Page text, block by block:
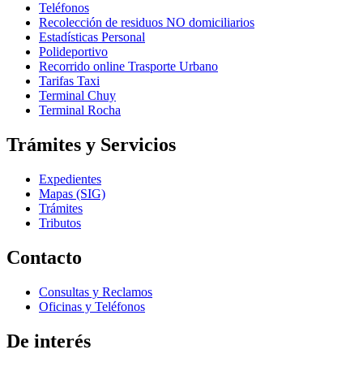
Teléfonos
Recolección de residuos NO domiciliarios
Estadísticas Personal
Polideportivo
Recorrido online Trasporte Urbano
Tarifas Taxi
Terminal Chuy
Terminal Rocha
Trámites y Servicios
Expedientes
Mapas (SIG)
Trámites
Tributos
Contacto
Consultas y Reclamos
Oficinas y Teléfonos
De interés